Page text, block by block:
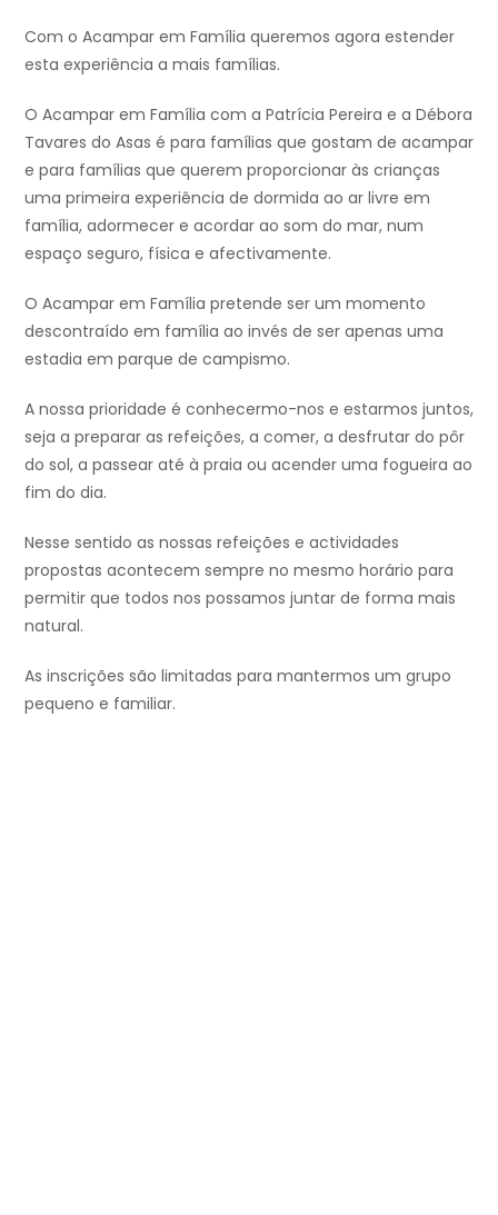
Com o Acampar em Família queremos agora estender
esta experiência a mais famílias.
O Acampar em Família com a Patrícia Pereira e a Débora
Tavares do Asas é para famílias que gostam de acampar
e para famílias que querem proporcionar às crianças
uma primeira experiência de dormida ao ar livre em
família, adormecer e acordar ao som do mar, num
espaço seguro, física e afectivamente.
O Acampar em Família pretende ser um momento
descontraído em família ao invés de ser apenas uma
estadia em parque de campismo.
A nossa prioridade é conhecermo-nos e estarmos juntos,
seja a preparar as refeições, a comer, a desfrutar do pôr
do sol, a passear até à praia ou acender uma fogueira ao
fim do dia.
Nesse sentido as nossas refeições e actividades
propostas acontecem sempre no mesmo horário para
permitir que todos nos possamos juntar de forma mais
natural.
As inscrições são limitadas para mantermos um grupo
pequeno e familiar.